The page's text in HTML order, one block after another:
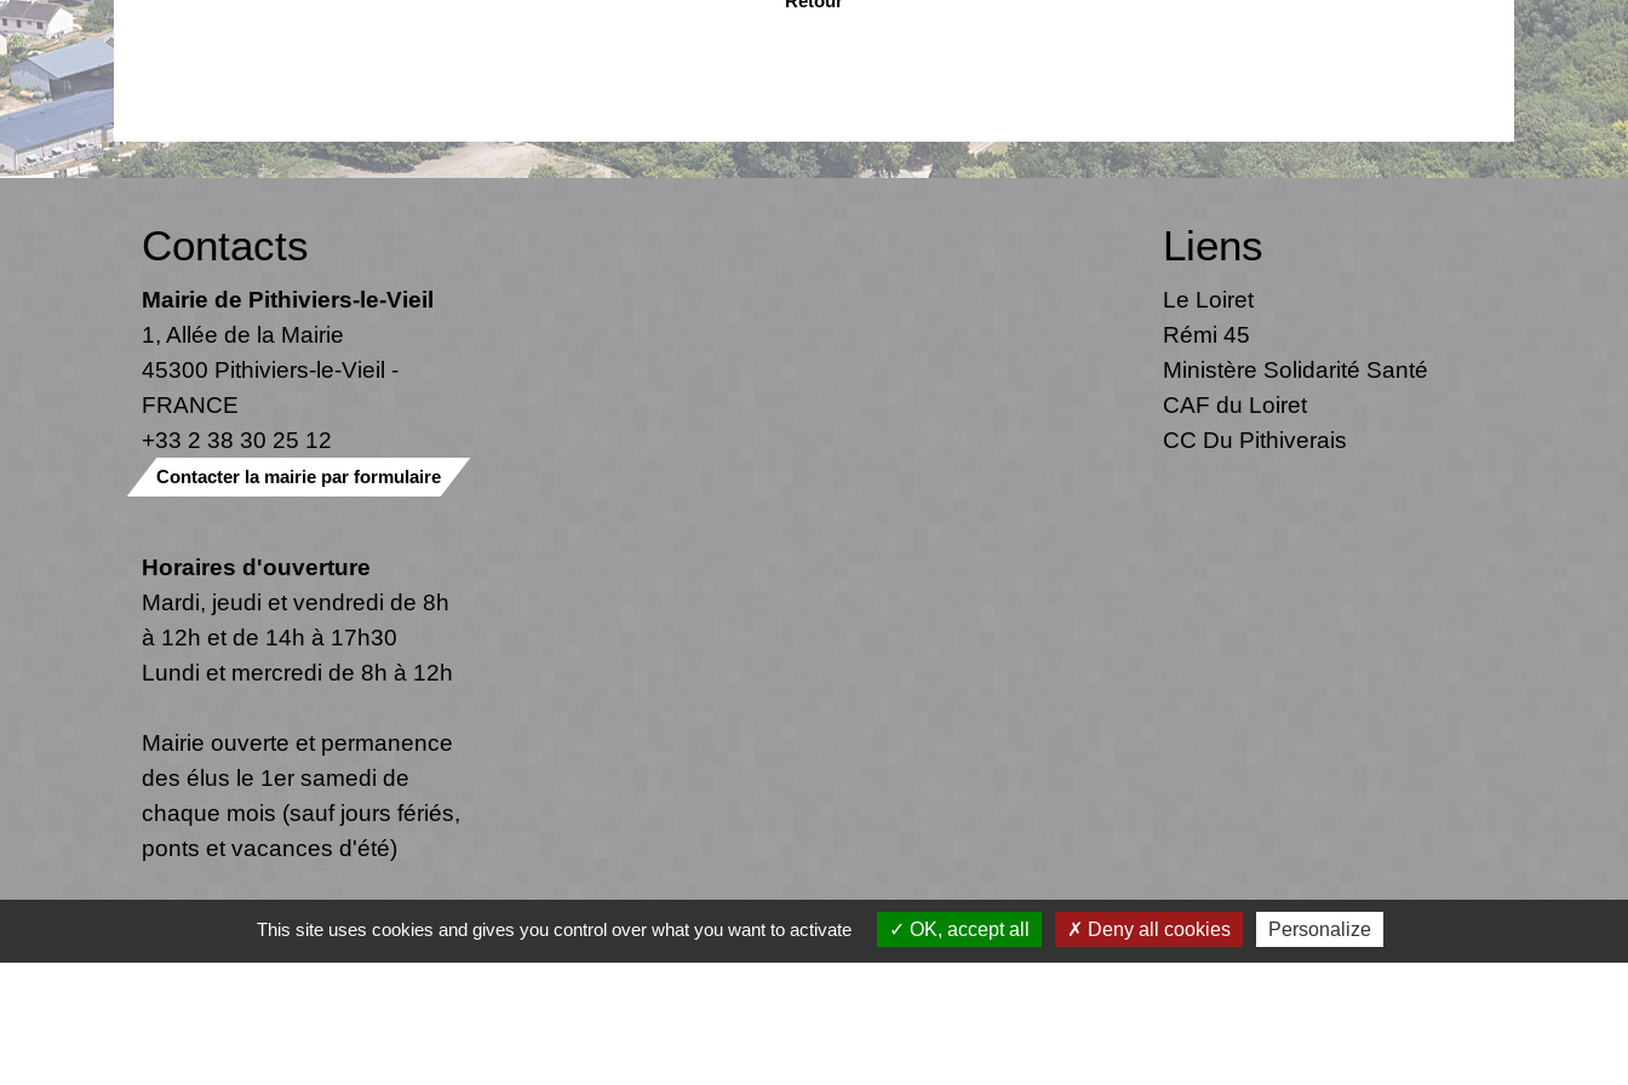
Contacts
Mairie de Pithiviers-le-Vieil
1, Allée de la Mairie
45300 Pithiviers-le-Vieil -
FRANCE
+33 2 38 30 25 12
Contacter la mairie par formulaire
Horaires d'ouverture
Mardi, jeudi et vendredi de 8h
à 12h et de 14h à 17h30
Lundi et mercredi de 8h à 12h
Mairie ouverte et permanence
des élus le 1er samedi de
chaque mois (sauf jours fériés,
ponts et vacances d'été)
Liens
Le Loiret
Rémi 45
Ministère Solidarité Santé
CAF du Loiret
CC Du Pithiverais
Mentions légales - Politique de confidentialité - Accessibilité - Plan du site - Gestion des cookies
This site uses cookies and gives you control over what you want to activate OK, accept all Deny all cookies Personalize